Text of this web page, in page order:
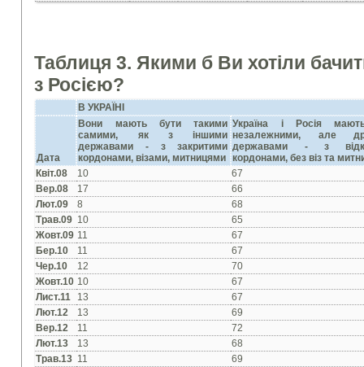
Таблиця 3. Якими б Ви хотіли
з Росією?
В УКРАЇНІ
Дата
Вони мають бути такими
самими, як з іншими
державами - з закритими
кордонами, візами, митницями
Україна і Росія
незалежними, але
державами - з
кордонами, без віз та
Квіт.08
10
67
Вер.08
17
66
Лют.09
8
68
Трав.09 10
65
Жовт.09 11
67
Бер.10
11
67
Чер.10
12
70
Жовт.10 10
67
Лист.11
13
67
Лют.12
13
69
Вер.12
11
72
Лют.13
13
68
Трав.13 11
69